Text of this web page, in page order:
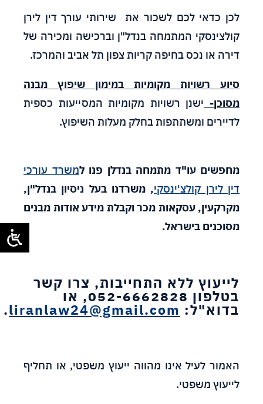
לכן כדאי לכם לשכור את שירותי עורך דין לירן
קולצינסקי המתמחה בנדל"ן וברכישה ומכירה של
דירה או נכס בחיפה קריות צפון תל אביב והמרכז.
סיוע רשויות מקומיות במימון שיפוץ מבנה
מסוכן- ישנן רשויות מקומיות המסייעות כספית
לדיירים ומשתתפות בחלק מעלות השיפוץ.
מחפשים עו"ד מתמחה בנדלן פנו למשרד עורכי
דין לירן קולצ'ינסקי, משרדנו בעל ניסיון בנדל"ן,
מקרקעין, עסקאות מכר וקבלת מידע אודות מבנים
מסוכנים בישראל.
לייעוץ ללא התחייבות, צרו קשר
בטלפון 052-6662828, או
בדוא"ל: liranlaw24@gmail.com
.
האמור לעיל אינו מהווה ייעוץ משפטי, או תחליף
לייעוץ משפטי.